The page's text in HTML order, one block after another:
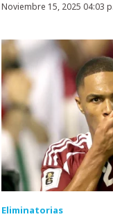
Noviembre 15, 2025 04:03
Eliminatorias